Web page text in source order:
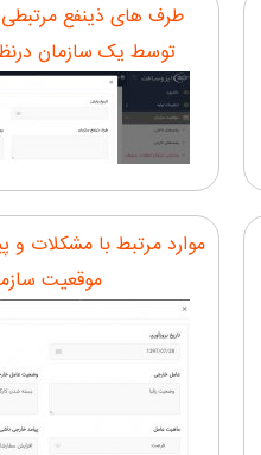
طرف های ذینفع مرتبطی
توسط یک سازمان
موارد مرتبط با مشکلات و
موقعیت